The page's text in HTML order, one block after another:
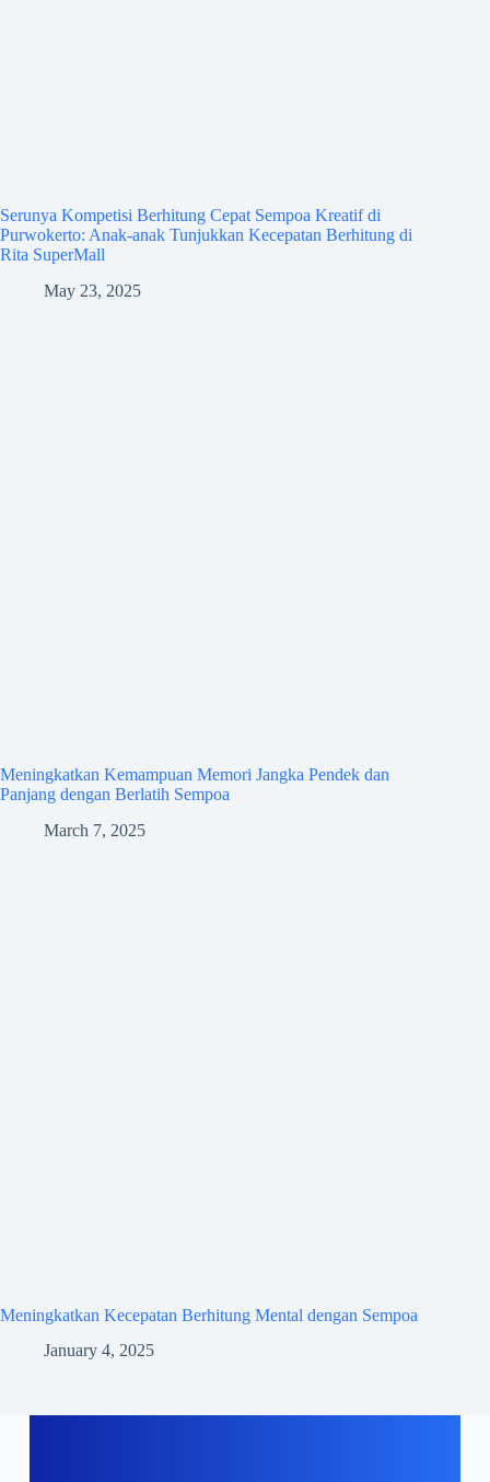
Serunya Kompetisi Berhitung Cepat Sempoa Kreatif di
Purwokerto: Anak-anak Tunjukkan Kecepatan Berhitung di
Rita SuperMall
May 23, 2025
Meningkatkan Kemampuan Memori Jangka Pendek dan
Panjang dengan Berlatih Sempoa
March 7, 2025
Meningkatkan Kecepatan Berhitung Mental dengan Sempoa
January 4, 2025